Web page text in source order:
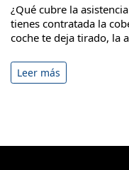
¿Qué cubre la
tienes contratada la
coche te deja tirado, la
Leer más